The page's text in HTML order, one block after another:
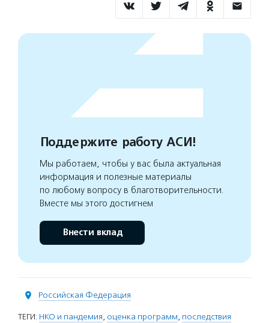
Поддержите работу АСИ!
Мы работаем, чтобы у вас была актуальная
информация и полезные материалы
по любому вопросу в благотворительности.
Вместе мы этого достигнем
Внести вклад
Российская Федерация
ТЕГИ: НКО и пандемия, оценка программ, последствия